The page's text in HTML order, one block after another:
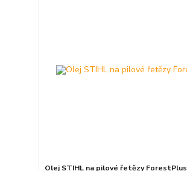
Olej STIHL na pilové řetězy ForestPlus